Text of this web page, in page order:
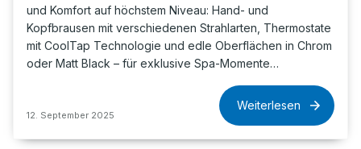
und Komfort auf höchstem Niveau: Hand- und
Kopfbrausen mit verschiedenen Strahlarten, Thermostate
mit CoolTap Technologie und edle Oberflächen in Chrom
oder Matt Black – für exklusive Spa-Momente…
12. September 2025
Weiterlesen